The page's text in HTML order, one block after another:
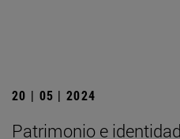
20 | 05 | 2024
Patrimonio e